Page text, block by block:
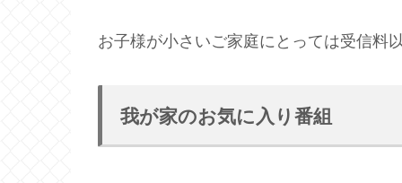
お子様が小さいご家庭にとっては受信料
我が家のお気に入り番組